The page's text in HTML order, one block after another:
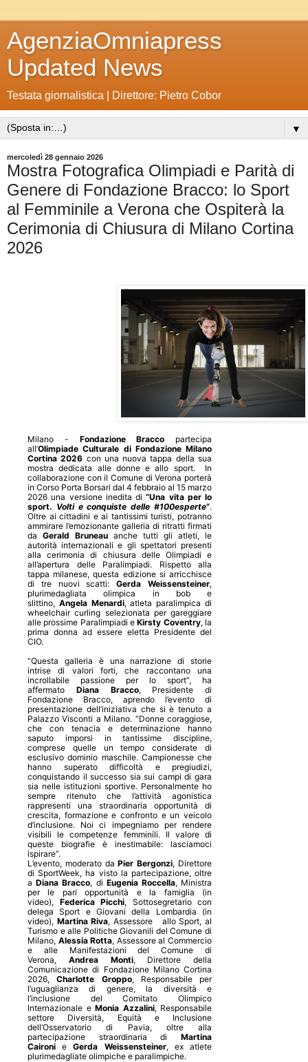
AgenziaOmniapress
Updated News
Testata giornalistica | Direttore: Pietro Cobor
▼
mercoledì 28 gennaio 2026
Mostra Fotografica Olimpiadi e Parità di
Genere di Fondazione Bracco: lo Sport
al Femminile a Verona che Ospiterà la
Cerimonia di Chiusura di Milano Cortina
2026
Milano - Fondazione Bracco partecipa
all’Olimpiade Culturale di Fondazione Milano
Cortina 2026 con una nuova tappa della sua
mostra dedicata alle donne e allo sport.
In
collaborazione con il Comune di Verona porterà
in Corso Porta Borsari dal 4 febbraio al 15 marzo
2026 una versione inedita di“Una vita per lo
sport. Volti e conquiste delle #100esperte”.
Oltre ai cittadini e ai tantissimi turisti, potranno
ammirare l’emozionante galleria di ritratti firmati
da Gerald Bruneau anche tutti gli atleti, le
autorità internazionali e gli spettatori presenti
alla cerimonia di chiusura delle Olimpiadi e
all’apertura delle Paralimpiadi. Rispetto alla
tappa milanese, questa edizione si arricchisce
di tre nuovi scatti:Gerda Weissensteiner,
plurimedagliata olimpica in bob e
slittino, Angela Menardi, atleta paralimpica di
wheelchair curling selezionata per gareggiare
alle prossime Paralimpiadi eKirsty Coventry, la
prima donna ad essere eletta Presidente del
CIO.
“Questa galleria è una narrazione di storie
intrise di valori forti, che raccontano una
incrollabile passione per lo sport”, ha
affermato Diana Bracco, Presidente di
Fondazione Bracco, aprendo l’evento di
presentazione dell’iniziativa che si è tenuto a
Palazzo Visconti a Milano. “Donne coraggiose,
che con tenacia e determinazione hanno
saputo imporsi in tantissime discipline,
comprese quelle un tempo considerate di
esclusivo dominio maschile. Campionesse che
hanno superato difficoltà e pregiudizi,
conquistando il successo sia sui campi di gara
sia nelle istituzioni sportive. Personalmente ho
sempre ritenuto che l’attività agonistica
rappresenti una straordinaria opportunità di
crescita, formazione e confronto e un veicolo
d’inclusione. Noi ci impegniamo per rendere
visibili le competenze femminili. Il valore di
queste biografie è inestimabile: lasciamoci
ispirare”.
L’evento, moderato daPier Bergonzi, Direttore
di SportWeek, ha visto la partecipazione, oltre
aDiana Bracco, di Eugenia Roccella, Ministra
per le pari opportunità e la famiglia (in
video), Federica Picchi, Sottosegretario con
delega Sport e Giovani della Lombardia (in
video), Martina Riva, Assessore allo Sport, al
Turismo e alle Politiche Giovanili del Comune di
Milano, Alessia Rotta, Assessore al Commercio
e alle Manifestazioni del Comune di
Verona, Andrea Monti, Direttore della
Comunicazione di Fondazione Milano Cortina
2026,Charlotte Groppo, Responsabile per
l’uguaglianza di genere, la diversità e
l’inclusione del Comitato Olimpico
Internazionale e Monia Azzalini, Responsabile
settore Diversità, Equità e Inclusione
dell’Osservatorio di Pavia, oltre alla
partecipazione straordinaria di Martina
Caironi eGerda Weissensteiner, ex atlete
plurimedagliate olimpiche e paralimpiche.